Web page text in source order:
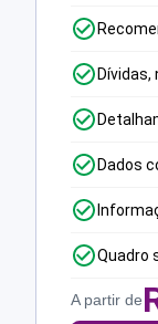
Dados
Quadro
A partir de